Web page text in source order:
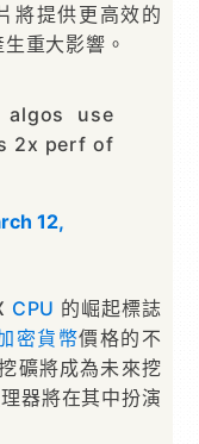
將提供更高效的
重大影響。
algos use
2x perf of
12,
CPU 的崛起標誌
密貨幣價格的不
礦將成為未來挖
器將在其中扮演